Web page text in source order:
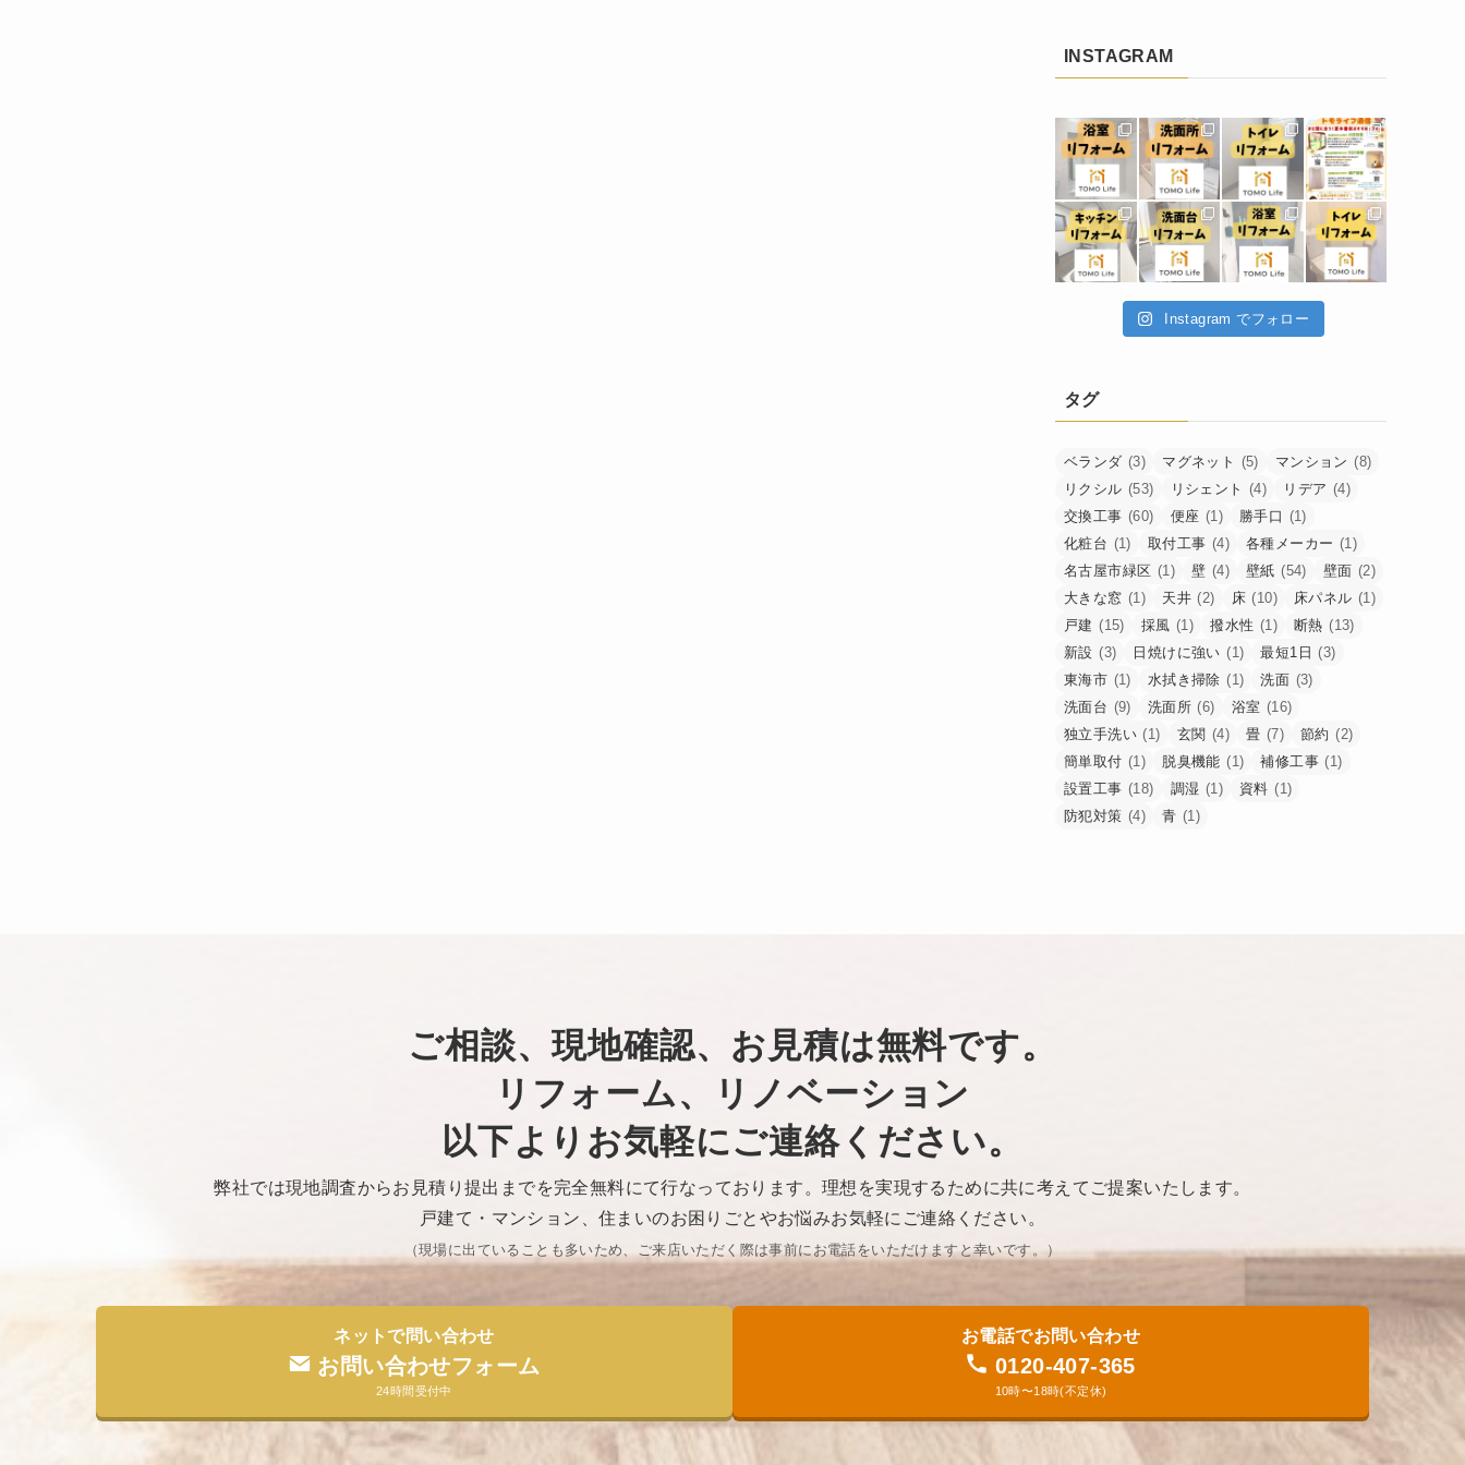
INSTAGRAM
Instagram でフォロー
タグ
ベランダ (3) マグネット (5) マンション (8)
リクシル (53) リシェント (4) リデア (4)
交換工事 (60) 便座 (1) 勝手口 (1)
化粧台 (1) 取付工事 (4) 各種メーカー (1)
名古屋市緑区 (1) 壁 (4) 壁紙 (54) 壁面 (2)
大きな窓 (1) 天井 (2) 床 (10) 床パネル (1)
戸建 (15) 採風 (1) 撥水性 (1) 断熱 (13)
新設 (3) 日焼けに強い (1) 最短1日 (3)
東海市 (1) 水拭き掃除 (1) 洗面 (3)
洗面台 (9) 洗面所 (6) 浴室 (16)
独立手洗い (1) 玄関 (4) 畳 (7) 節約 (2)
簡単取付 (1) 脱臭機能 (1) 補修工事 (1)
設置工事 (18) 調湿 (1) 資料 (1)
防犯対策 (4) 青 (1)
ご相談、現地確認、お見積は無料です。
リフォーム、リノベーション
以下よりお気軽にご連絡ください。
弊社では現地調査からお見積り提出までを完全無料にて行なっております。理想を実現するために共に考えてご提案いたします。
戸建て・マンション、住まいのお困りごとやお悩みお気軽にご連絡ください。
（現場に出ていることも多いため、ご来店いただく際は事前にお電話をいただけますと幸いです。​）
ネットで問い合わせ
お問い合わせフォーム
24時間受付中
お電話でお問い合わせ
0120-407-365
10時〜18時(不定休)